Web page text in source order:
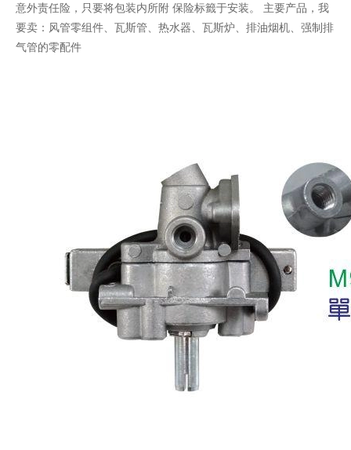
意外责任险，只要将包装内所附 保险标籤于安装。 主要产品，我
要卖：风管零组件、瓦斯管、热水器、瓦斯炉、排油烟机、强制排
气管的零配件